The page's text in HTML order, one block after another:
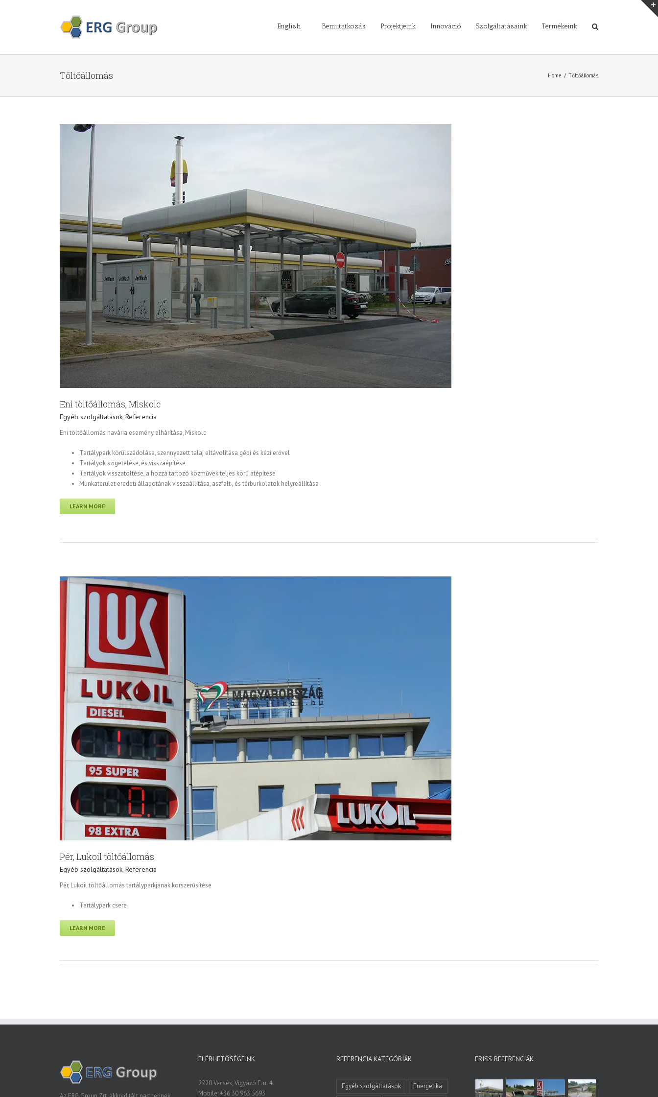
English Bemutatkozás Projektjeink Innováció Szolgáltatásaink Termékeink
Tőltőállomás Home / Tőltőállomás
Eni töltőállomás, Miskolc
Egyéb szolgáltatások, Referencia
Eni töltőállomás havária esemény elhárítása, Miskolc
Tartálypark körülszádolása, szennyezett talaj eltávolítása gépi és kézi erővel
Tartályok szigetelése, és visszaépítése
Tartályok visszatöltése, a hozzá tartozó közművek teljes körű átépítése
Munkaterület eredeti állapotának visszaállítása, aszfalt-, és térburkolatok helyreállítása
LEARN MORE
Pér, Lukoil töltőállomás
Egyéb szolgáltatások, Referencia
Pér, Lukoil töltőállomás tartályparkjának korszerűsítése
Tartálypark csere
LEARN MORE
ELÉRHETŐSÉGEINK
2220 Vecsés, Vigyázó F. u. 4.
Mobile: +36 30 963 5693
REFERENCIA KATEGÓRIÁK
Egyéb szolgáltatások Energetika
FRISS REFERENCIÁK